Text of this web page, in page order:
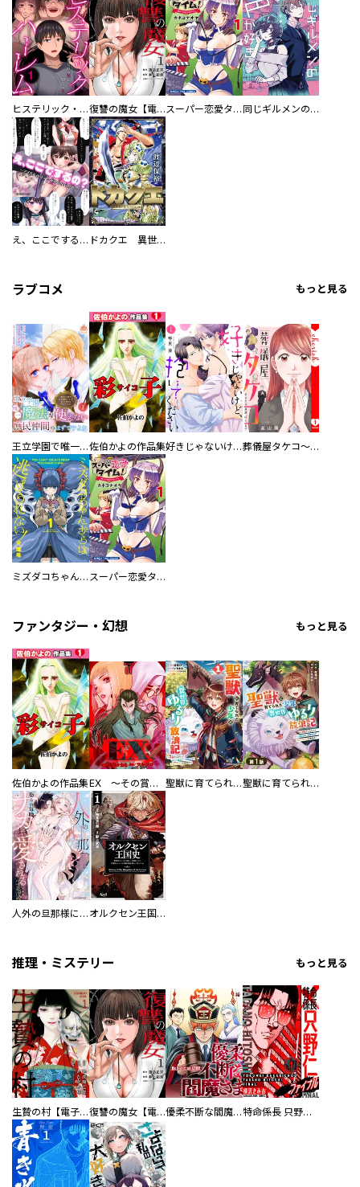
ヒステリック・ハーレム～搾られる男と堕ちる女～【電子単行本版】 復讐の魔女【電子単行本版】 スーパー恋愛タイム！～現場でドＳな彼女は自宅でデレる～ 同じギルメンの声が好き
え、ここでするの？ アイドルのファンが知らない日常 ドカクエ 異世界ドカコッククエスト
ラブコメ もっと見る
王立学園で唯一魔法が使えない庶民仲間のはずですよね～実は王子様で私を溺愛しているなんて告白はやめてください～佐伯かよの作品集 好きじゃないけど、抱いてください【電子単行本版／特典おまけ付き】 葬儀屋タケコ～あなたの最期、叶えます【電子単行本版】
ミズダコちゃんからは逃げられない！ スーパー恋愛タイム！～現場でドＳな彼女は自宅でデレる～
ファンタジー・幻想 もっと見る
佐伯かよの作品集 EX ～その賞金稼ぎは、世界の出口を探す～【単行本版】 聖獣に育てられた少年の異世界ゆるり放浪記～神様からもらったチート魔法で、仲間たちとスローライフを満喫中～ 聖獣に育てられた少年の異世界ゆるり放浪記～神様からもらったチート魔法で、仲間たちとスローライフを満喫中～【分冊版】
人外の旦那様に娶られ毎晩ナカまで愛される…。アンソロジー オルクセン王国史
推理・ミステリー もっと見る
生贄の村【電子単行本版】 復讐の魔女【電子単行本版】 優柔不断な閻魔さま 特命係長 只野仁ファイナル 愛蔵版